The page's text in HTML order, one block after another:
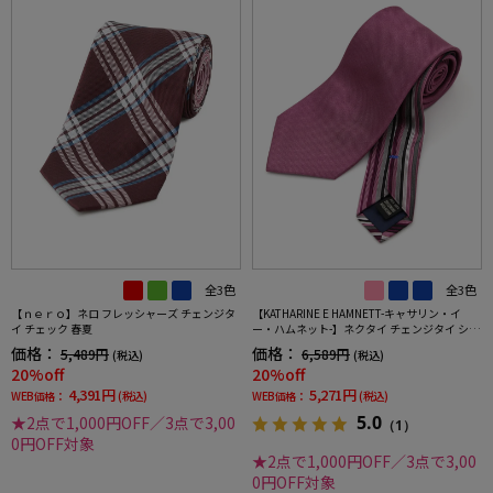
全3色
【ｎｅｒｏ】ネロ フレッシャーズ チェンジタ
イ チェック 春夏
価格： 5,489円 (税込)
20%off
WEB価格： 4,391円 (税込)
★2点で1,000円OFF／3点で3,00
0円OFF対象
全3色
【KATHARINE E HAMNETT-キャサリン・イ
ー・ハムネット-】ネクタイ チェンジタイ シル
ク100％ バーチカルグラデーションクレリッ
クタイ ストライプ
価格： 6,589円 (税込)
20%off
WEB価格： 5,271円 (税込)
5.0 （1）
★2点で1,000円OFF／3点で3,00
0円OFF対象